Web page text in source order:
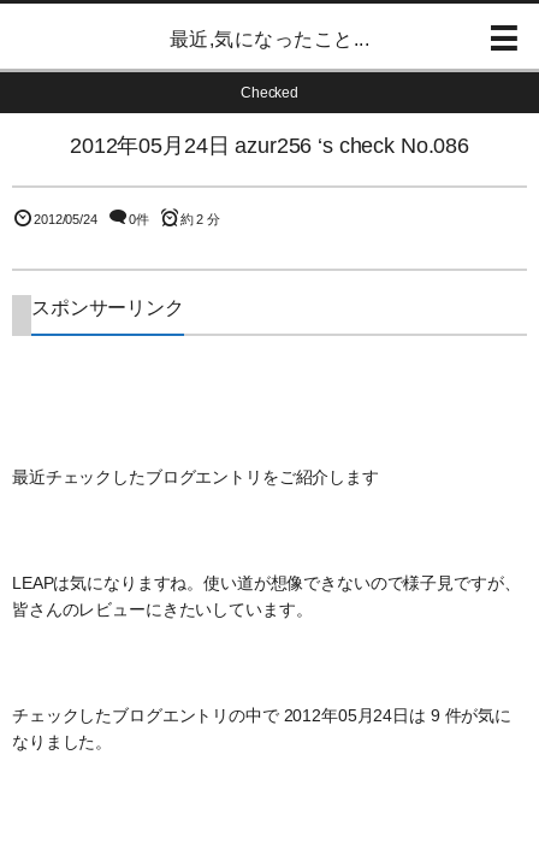
最近,気になったこと...
Checked
2012年05月24日 azur256 ‘s check No.086
2012/05/24 0件 約 2 分
スポンサーリンク
最近チェックしたブログエントリをご紹介します
LEAPは気になりますね。使い道が想像できないので様子見ですが、
皆さんのレビューにきたいしています。
チェックしたブログエントリの中で 2012年05月24日は 9 件が気に
なりました。